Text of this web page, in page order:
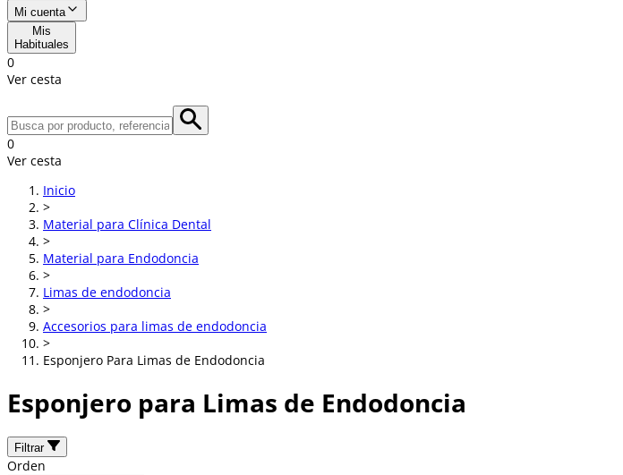
Mi cuenta
Mis
Habituales
0
Ver cesta
0
Ver cesta
Inicio
>
Material para Clínica Dental
>
Material para Endodoncia
>
Limas de endodoncia
>
Accesorios para limas de endodoncia
>
Esponjero Para Limas de Endodoncia
Esponjero para Limas de Endodoncia
Filtrar
Orden